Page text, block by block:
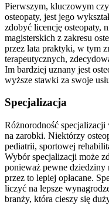
Pierwszym, kluczowym
osteopaty, jest jego
zdobyć licencję osteopaty,
magisterskich z zakresu
przez lata praktyki, w tym
terapeutycznych,
Im bardziej uznany jest
wyższe stawki za swoje
Specjalizacja
Różnorodność specjalizacji
na zarobki. Niektórzy
pediatrii, sportowej
Wybór specjalizacji może
ponieważ pewne dziedziny
przez to lepiej opłacane.
liczyć na lepsze
branży, która cieszy się